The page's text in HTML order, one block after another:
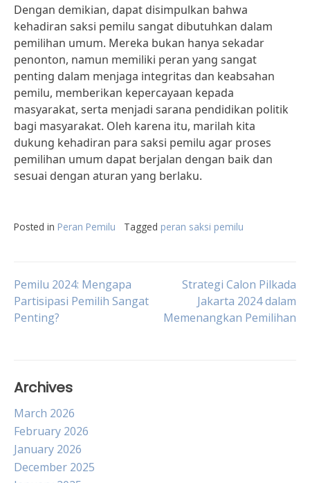
Dengan demikian, dapat disimpulkan bahwa
kehadiran saksi pemilu sangat dibutuhkan dalam
pemilihan umum. Mereka bukan hanya sekadar
penonton, namun memiliki peran yang sangat
penting dalam menjaga integritas dan keabsahan
pemilu, memberikan kepercayaan kepada
masyarakat, serta menjadi sarana pendidikan politik
bagi masyarakat. Oleh karena itu, marilah kita
dukung kehadiran para saksi pemilu agar proses
pemilihan umum dapat berjalan dengan baik dan
sesuai dengan aturan yang berlaku.
Posted in Peran Pemilu Tagged peran saksi pemilu
Post
navigation
Pemilu 2024: Mengapa
Partisipasi Pemilih Sangat
Penting?
Strategi Calon Pilkada
Jakarta 2024 dalam
Memenangkan Pemilihan
Archives
March 2026
February 2026
January 2026
December 2025